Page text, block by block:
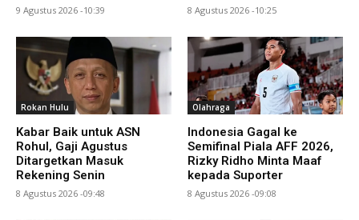
9 Agustus 2026 -10:39 8 Agustus 2026 -10:25
Rokan Hulu
Kabar Baik untuk ASN
Rohul, Gaji Agustus
Ditargetkan Masuk
Rekening Senin
8 Agustus 2026 -09:48
Olahraga
Indonesia Gagal ke
Semifinal Piala AFF 2026,
Rizky Ridho Minta Maaf
kepada Suporter
8 Agustus 2026 -09:08